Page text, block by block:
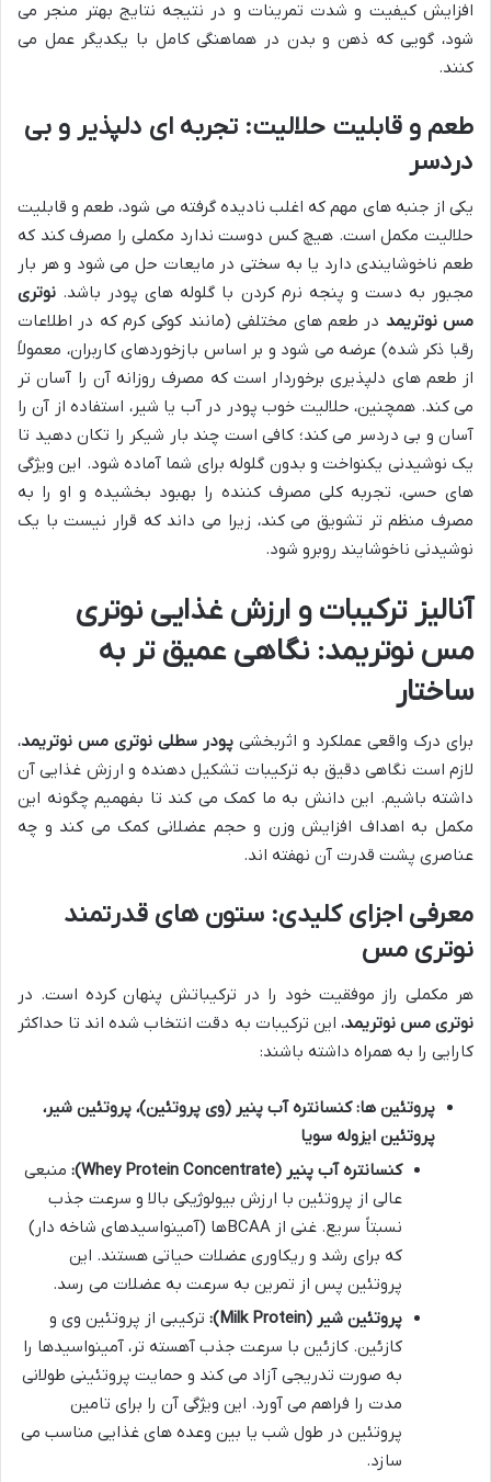
افزایش کیفیت و شدت تمرینات و در نتیجه نتایج بهتر منجر می
شود، گویی که ذهن و بدن در هماهنگی کامل با یکدیگر عمل می
کنند.
طعم و قابلیت حلالیت: تجربه ای دلپذیر و بی
دردسر
یکی از جنبه های مهم که اغلب نادیده گرفته می شود، طعم و قابلیت
حلالیت مکمل است. هیچ کس دوست ندارد مکملی را مصرف کند که
طعم ناخوشایندی دارد یا به سختی در مایعات حل می شود و هر بار
مجبور به دست و پنجه نرم کردن با گلوله های پودر باشد. نوتری
مس نوتریمد در طعم های مختلفی (مانند کوکی کرم که در اطلاعات
رقبا ذکر شده) عرضه می شود و بر اساس بازخوردهای کاربران، معمولاً
از طعم های دلپذیری برخوردار است که مصرف روزانه آن را آسان تر
می کند. همچنین، حلالیت خوب پودر در آب یا شیر، استفاده از آن را
آسان و بی دردسر می کند؛ کافی است چند بار شیکر را تکان دهید تا
یک نوشیدنی یکنواخت و بدون گلوله برای شما آماده شود. این ویژگی
های حسی، تجربه کلی مصرف کننده را بهبود بخشیده و او را به
مصرف منظم تر تشویق می کند، زیرا می داند که قرار نیست با یک
نوشیدنی ناخوشایند روبرو شود.
آنالیز ترکیبات و ارزش غذایی نوتری
مس نوتریمد: نگاهی عمیق تر به
ساختار
برای درک واقعی عملکرد و اثربخشی پودر سطلی نوتری مس نوتریمد،
لازم است نگاهی دقیق به ترکیبات تشکیل دهنده و ارزش غذایی آن
داشته باشیم. این دانش به ما کمک می کند تا بفهمیم چگونه این
مکمل به اهداف افزایش وزن و حجم عضلانی کمک می کند و چه
عناصری پشت قدرت آن نهفته اند.
معرفی اجزای کلیدی: ستون های قدرتمند
نوتری مس
هر مکملی راز موفقیت خود را در ترکیباتش پنهان کرده است. در
نوتری مس نوتریمد، این ترکیبات به دقت انتخاب شده اند تا حداکثر
کارایی را به همراه داشته باشند:
پروتئین ها: کنسانتره آب پنیر (وی پروتئین)، پروتئین شیر،
پروتئین ایزوله سویا
کنسانتره آب پنیر (Whey Protein Concentrate):
منبعی
عالی از پروتئین با ارزش بیولوژیکی بالا و سرعت جذب
نسبتاً سریع. غنی از BCAAها (آمینواسیدهای شاخه دار)
که برای رشد و ریکاوری عضلات حیاتی هستند. این
پروتئین پس از تمرین به سرعت به عضلات می رسد.
پروتئین شیر (Milk Protein):
ترکیبی از پروتئین وی و
کازئین. کازئین با سرعت جذب آهسته تر، آمینواسیدها را
به صورت تدریجی آزاد می کند و حمایت پروتئینی طولانی
مدت را فراهم می آورد. این ویژگی آن را برای تامین
پروتئین در طول شب یا بین وعده های غذایی مناسب می
سازد.